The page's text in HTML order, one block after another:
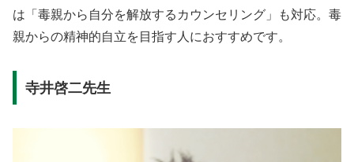
は「毒親から自分を解放するカウンセリング」も対応。毒
親からの精神的自立を目指す人におすすめです。
寺井啓二先生